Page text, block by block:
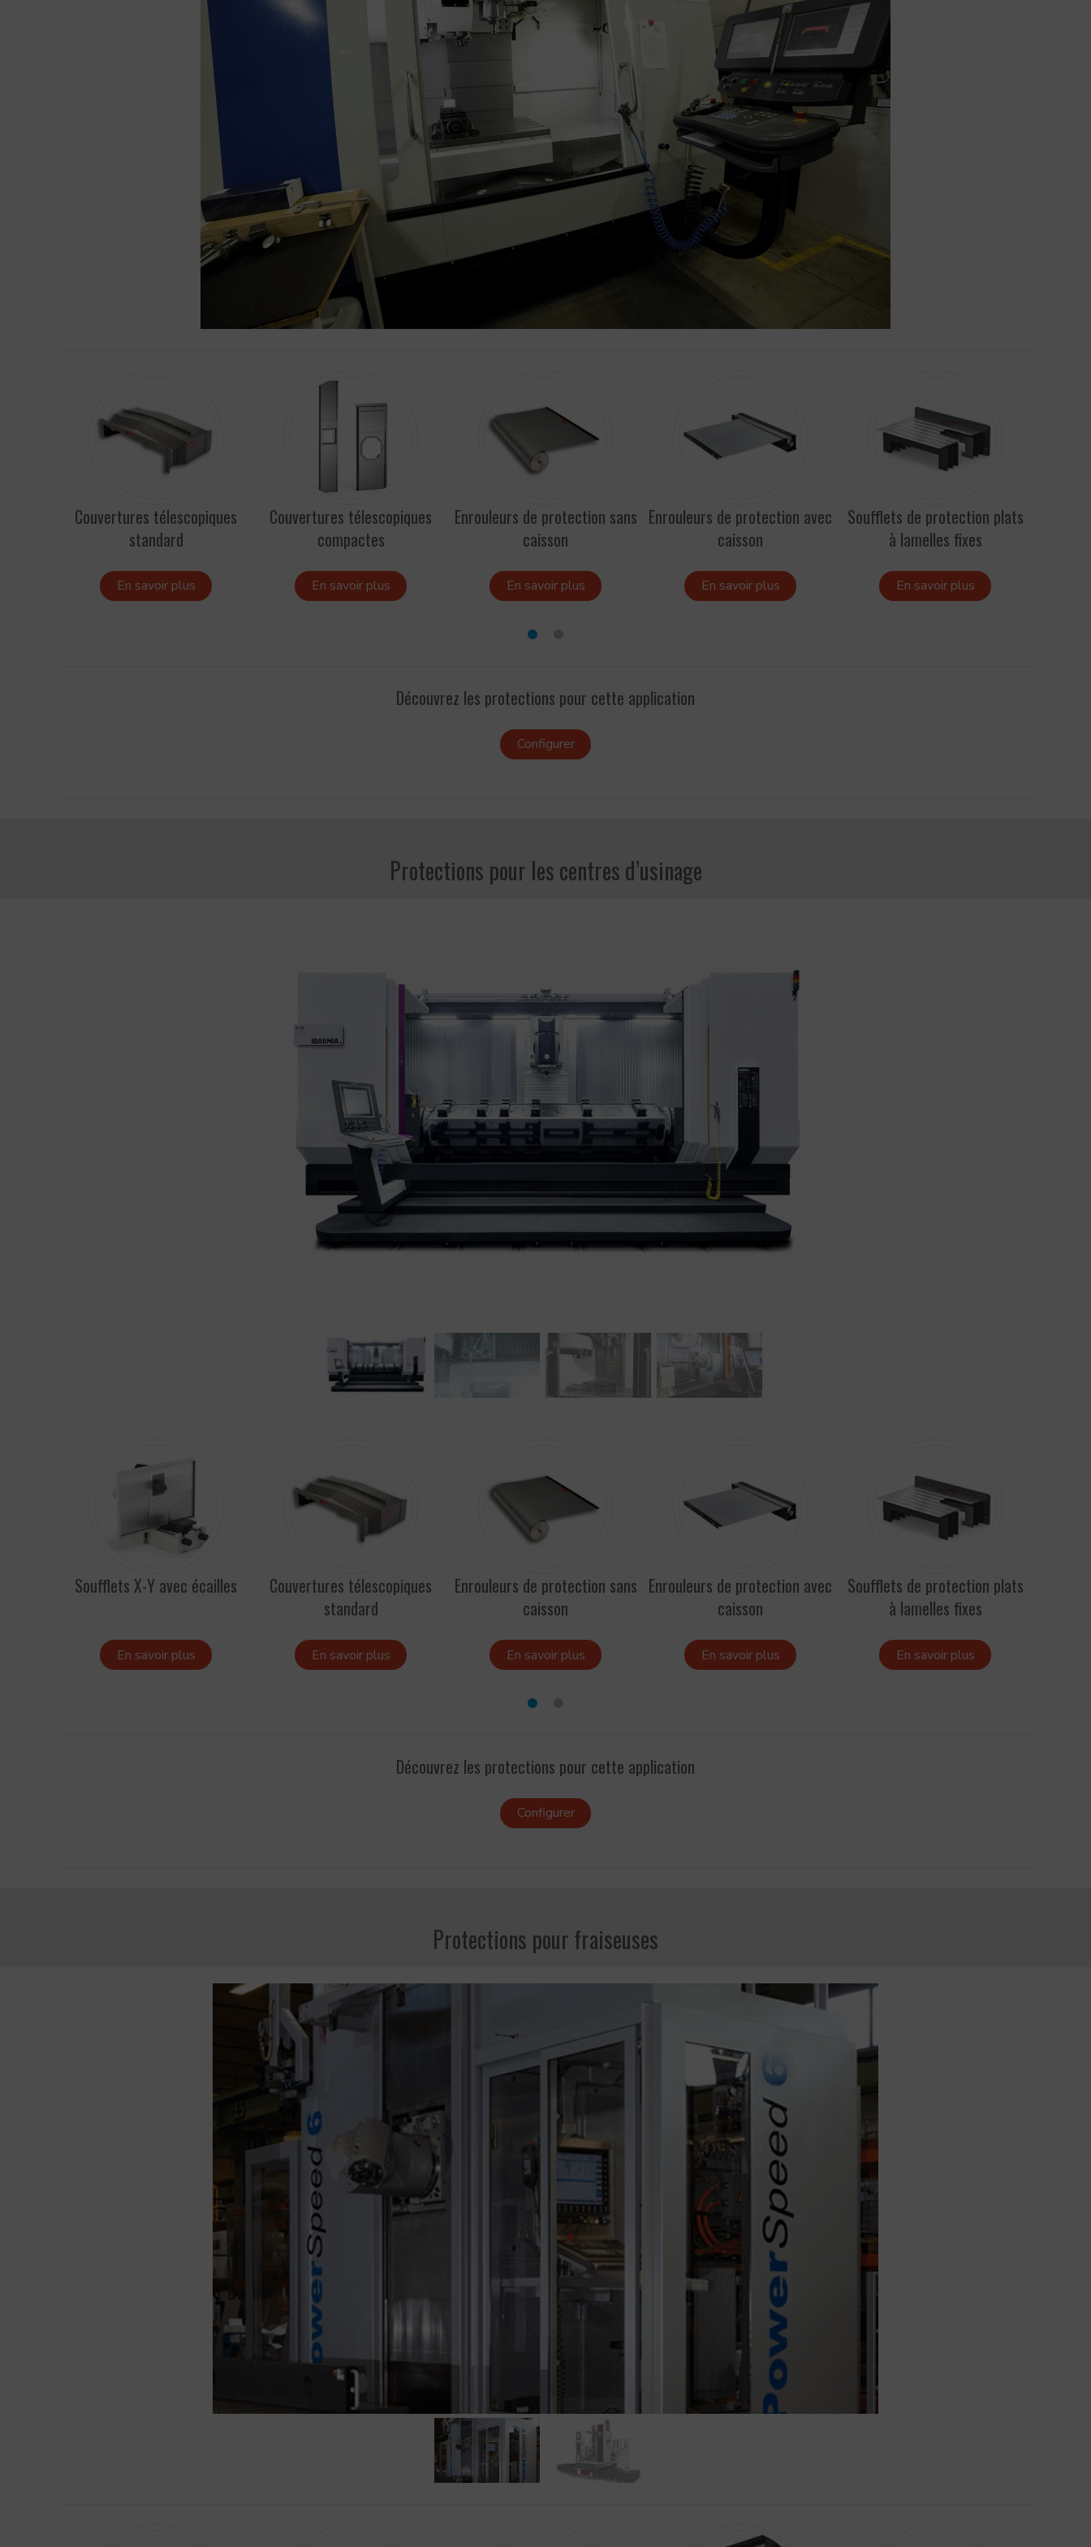
Couvertures télescopiques
standard
En savoir plus
Couvertures télescopiques
compactes
En savoir plus
Enrouleurs de protection sans
caisson
En savoir plus
Enrouleurs de protection avec
caisson
En savoir plus
Soufflets de protection plats
à lamelles fixes
En savoir plus
Découvrez les protections pour cette application
Configurer
Protections pour les centres d’usinage
Soufflets X-Y avec écailles
En savoir plus
Couvertures télescopiques
standard
En savoir plus
Enrouleurs de protection sans
caisson
En savoir plus
Enrouleurs de protection avec
caisson
En savoir plus
Soufflets de protection plats
à lamelles fixes
En savoir plus
Découvrez les protections pour cette application
Configurer
Protections pour fraiseuses